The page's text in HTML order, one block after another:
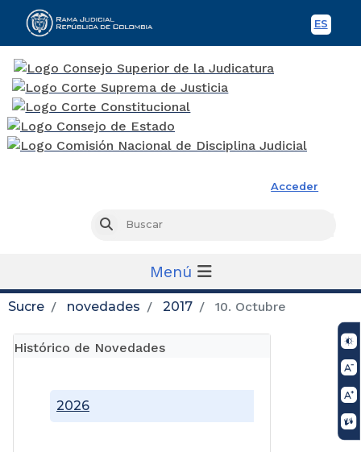
ES
Acceder
Buscar
Menú
Sucre novedades 2017 10. Octubre
Histórico de Novedades
2026